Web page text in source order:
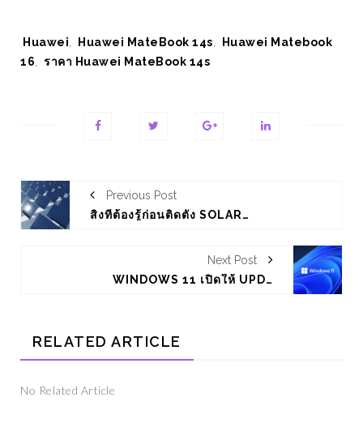
Tags:
Huawei Huawei MateBook 14s
Huawei Matebook
16
ราคา Huawei MateBook 14s
Previous Post
สิ่งที่ต้องรู้ก่อนติดตั้ง SOLAR CELL
Next Post
WINDOWS 11 เปิดให้ UPDATE แล้ววันนี้
RELATED ARTICLE
No Related Article